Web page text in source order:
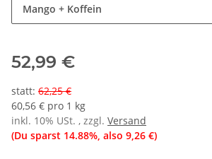
Mango + Koffein
52,99 €
statt: 62,25 €
60,56 € pro 1 kg
inkl. 10% USt. , zzgl. Versand
(Du sparst 14.88% , also 9,26 €)